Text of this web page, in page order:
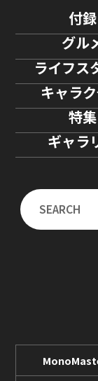
付録
グル
ライフス
キャラ
特集
ギャラ